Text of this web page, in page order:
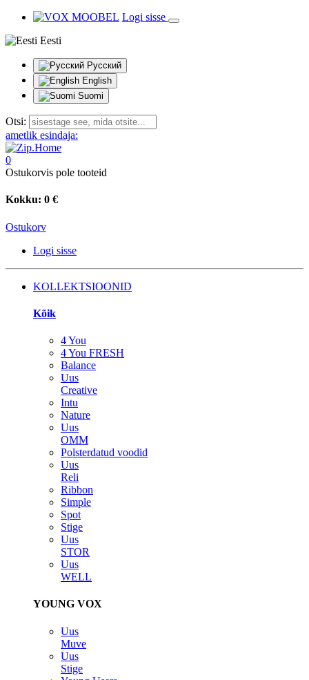
Logi sisse
Eesti
Русский
English
Suomi
Otsi:
ametlik esindaja:
0
Ostukorvis pole tooteid
Kokku: 0 €
Ostukorv
Logi sisse
KOLLEKTSIOONID
Kõik
4 You
4 You FRESH
Balance
Uus
Creative
Intu
Nature
Uus
OMM
Polsterdatud voodid
Uus
Reli
Ribbon
Simple
Spot
Stige
Uus
STOR
Uus
WELL
YOUNG VOX
Uus
Muve
Uus
Stige